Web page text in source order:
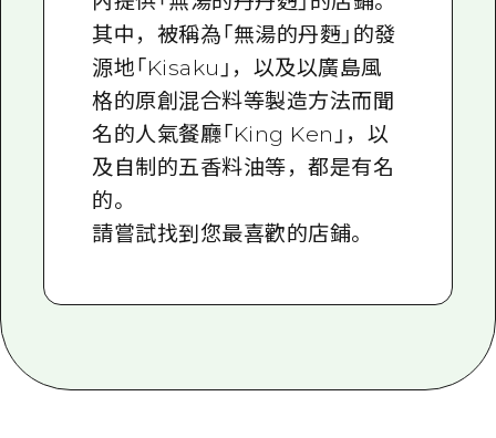
其中，被稱為「無湯的丹麪」的發
源地「Kisaku」，以及以廣島風
格的原創混合料等製造方法而聞
名的人氣餐廳「King Ken」，以
及自制的五香料油等，都是有名
的。
請嘗試找到您最喜歡的店鋪。